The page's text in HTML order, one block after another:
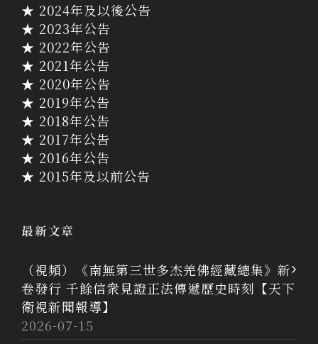
★ 2024年及以後公告
★ 2023年公告
★ 2022年公告
★ 2021年公告
★ 2020年公告
★ 2019年公告
★ 2018年公告
★ 2017年公告
★ 2016年公告
★ 2015年及以前公告
最新文章
（視頻）《南無第三世多杰羌佛經藏總集》新
卷發行 千餘信衆見證正法傳遞歷史時刻【天下
衛視新聞報導】
2026-07-15